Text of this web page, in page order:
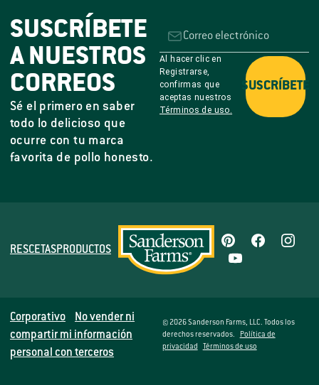
SUSCRÍBETE
A NUESTROS
CORREOS
Sé el primero en saber
todo lo delicioso que
ocurre con tu marca
favorita de pollo honesto.
Al hacer clic en
Registrarse,
confirmas que
aceptas nuestros
Términos de uso.
SUSCRÍBETE
RESCETASPRODUCTOS
Corporativo
No vender ni
compartir mi información
personal con terceros
© 2026 Sanderson Farms, LLC. Todos los
derechos reservados.
Política de
privacidad
Términos de uso